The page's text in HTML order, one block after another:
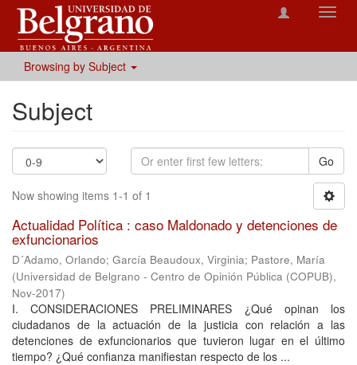
Browsing by Subject
Subject
Go
Now showing items 1-1 of 1
Actualidad Política : caso Maldonado y detenciones de
exfuncionarios
D´Adamo, Orlando; García Beaudoux, Virginia; Pastore, María
(Universidad de Belgrano - Centro de Opinión Pública (COPUB),
Nov-2017)
I. CONSIDERACIONES PRELIMINARES ¿Qué opinan los
ciudadanos de la actuación de la justicia con relación a las
detenciones de exfuncionarios que tuvieron lugar en el último
tiempo? ¿Qué confianza manifiestan respecto de los ...